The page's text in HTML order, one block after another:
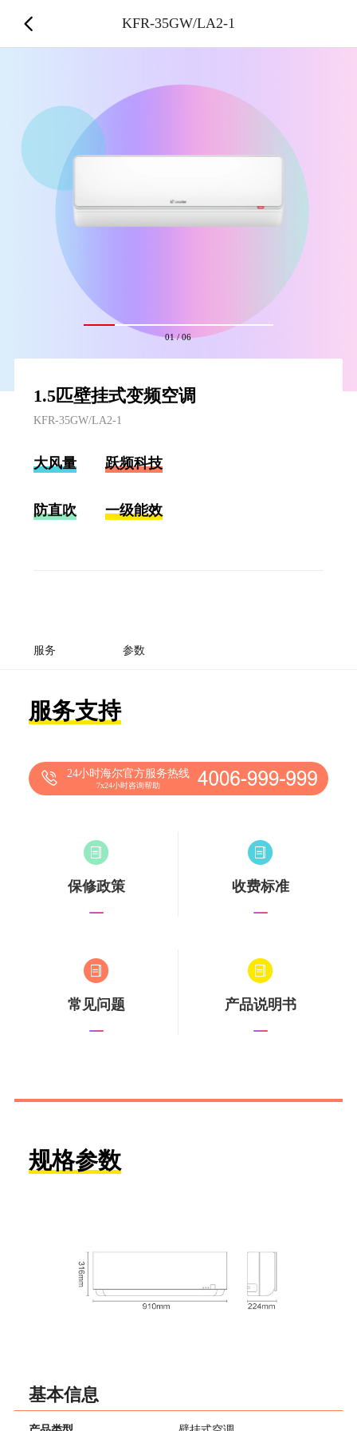
01/06
1.5匹壁挂式变频空调
KFR-35GW/LA2-1
大风量 跃频科技
防直吹 一级能效
服务 参数
服务支持
24小时海尔官方服务热线
7x24小时咨询帮助
保修政策 收费标准
常见问题 产品说明书
规格参数
基本信息
KFR-35GW/LA2-1